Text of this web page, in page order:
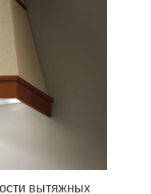
вытяжных